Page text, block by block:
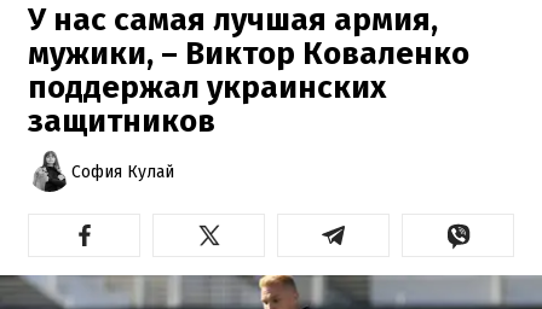
У нас самая лучшая армия,
мужики, – Виктор Коваленко
поддержал украинских
защитников
София Кулай